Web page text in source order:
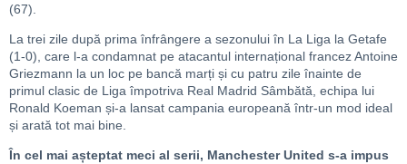
(67).
La trei zile după prima înfrângere a sezonului în La Liga la Getafe
(1-0), care l-a condamnat pe atacantul internațional francez Antoine
Griezmann la un loc pe bancă marți și cu patru zile înainte de
primul clasic de Liga împotriva Real Madrid Sâmbătă, echipa lui
Ronald Koeman și-a lansat campania europeană într-un mod ideal
și arată tot mai bine.
În cel mai așteptat meci al serii, Manchester United s-a impus